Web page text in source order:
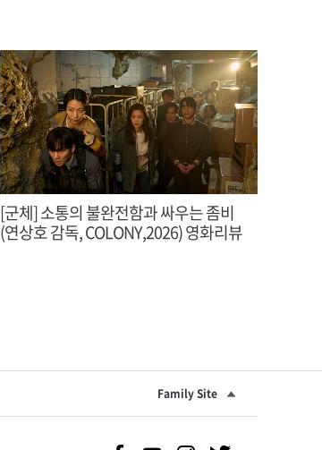
[군체] 소통의 불완전함과 싸우는 좀비
(연상호 감독, COLONY,2026) 영화리뷰
Family Site